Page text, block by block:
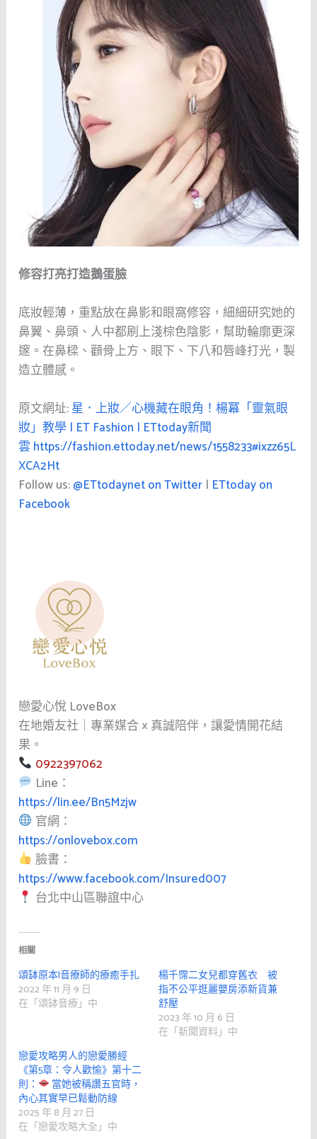
修容打亮打造鵝蛋臉
底妝輕薄，重點放在鼻影和眼窩修容，細細研究她的
鼻翼、鼻頭、人中都刷上淺棕色陰影，幫助輪廓更深
邃。在鼻樑、顴骨上方、眼下、下八和唇峰打光，製
造立體感。
原文網址:星．上妝／心機藏在眼角！楊冪「靈氣眼
妝」教學 | ET Fashion | ETtoday新聞
雲 https://fashion.ettoday.net/news/1558233#ixzz65L
XCA2Ht
Follow us:@ETtodaynet on Twitter | ETtoday on
Facebook
戀愛心悅 LoveBox
在地婚友社｜專業媒合 × 真誠陪伴，讓愛情開花結
果。
0922397062
Line：
https://lin.ee/Bn5Mzjw
官網：
https://onlovebox.com
臉書：
https://www.facebook.com/Insured007
台北中山區聯誼中心
相關
頌缽原本|音療師的療癒手扎
2022 年 11 月 9 日
在「頌缽音療」中
楊千霈二女兒都穿舊衣 被
指不公平逛麗嬰房添新貨兼
舒壓
2023 年 10 月 6 日
在「新聞資料」中
戀愛攻略男人的戀愛勝經
《第5章：令人歡愉》第十二
則：
當她被稱讚五官時，
內心其實早已鬆動防線
2025 年 8 月 27 日
在「戀愛攻略大全」中